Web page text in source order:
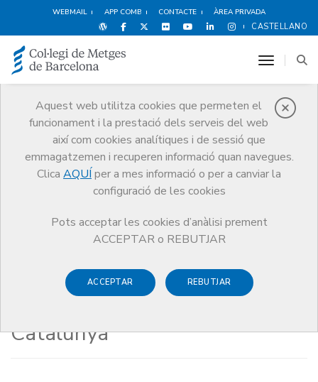
WEBMAIL APP COMB CONTACTE ÀREA PRIVADA
CASTELLANO
Aquest web utilitza cookies que permeten el
funcionament i la prestació dels serveis del web
així com cookies analítiques i de sessió que
emmagatzemen i recuperen informació quan navegues.
Clica AQUÍ per a mes informació o per a canviar la
configuració de les cookies
Pots acceptar les cookies d’anàlisi prement
ACCEPTAR o REBUTJAR
ACCEPTAR REBUTJAR
toggle
Notícies
Comunicació
Notícies
Segueix en directe el Congrés de la Professió Mèdica de Catalunya
10 DE NOVEMBRE DE 2016
Segueix en directe el Congrés
Catalunya